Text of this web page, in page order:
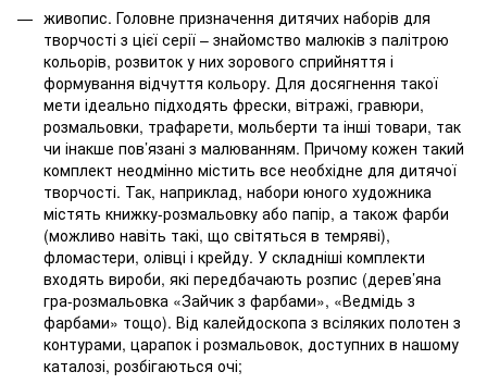
живопис. Головне призначення дитячих наборів для
творчості з цієї серії – знайомство малюків з палітрою
кольорів, розвиток у них зорового сприйняття і
формування відчуття кольору. Для досягнення такої
мети ідеально підходять фрески, вітражі, гравюри,
розмальовки, трафарети, мольберти та інші товари, так
чи інакше пов’язані з малюванням. Причому кожен такий
комплект неодмінно містить все необхідне для дитячої
творчості. Так, наприклад, набори юного художника
містять книжку-розмальовку або папір, а також фарби
(можливо навіть такі, що світяться в темряві),
фломастери, олівці і крейду. У складніші комплекти
входять вироби, які передбачають розпис (дерев’яна
гра-розмальовка «Зайчик з фарбами», «Ведмідь з
фарбами» тощо). Від калейдоскопа з всіляких полотен з
контурами, царапок і розмальовок, доступних в нашому
каталозі, розбігаються очі;